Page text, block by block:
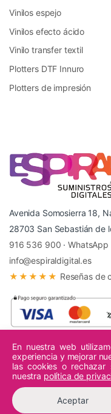
Vinilos espejo
Vinilos efecto ácido
Vinilo transfer textil
Plotters DTF Innuro
Plotters de impresión
Avenida Somosierra 18,
28703 San Sebastián de
916 536 900 ·
info@espiraldigital.es
★★★★★ Reseñas de
© 2026 Espiral Digital -
En nuestra web
experiencia y mejorar
las cookies o rechazar
nuestra política de
Aceptar